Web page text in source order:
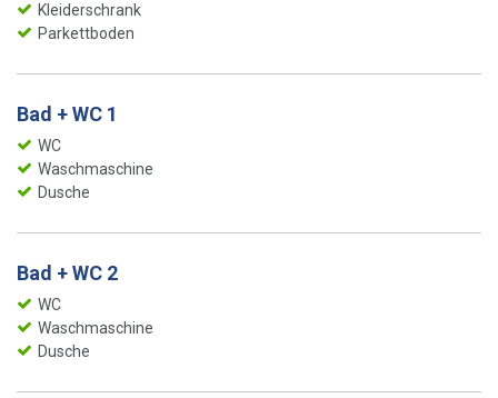
Kleiderschrank
Parkettboden
Bad + WC 1
WC
Waschmaschine
Dusche
Bad + WC 2
WC
Waschmaschine
Dusche